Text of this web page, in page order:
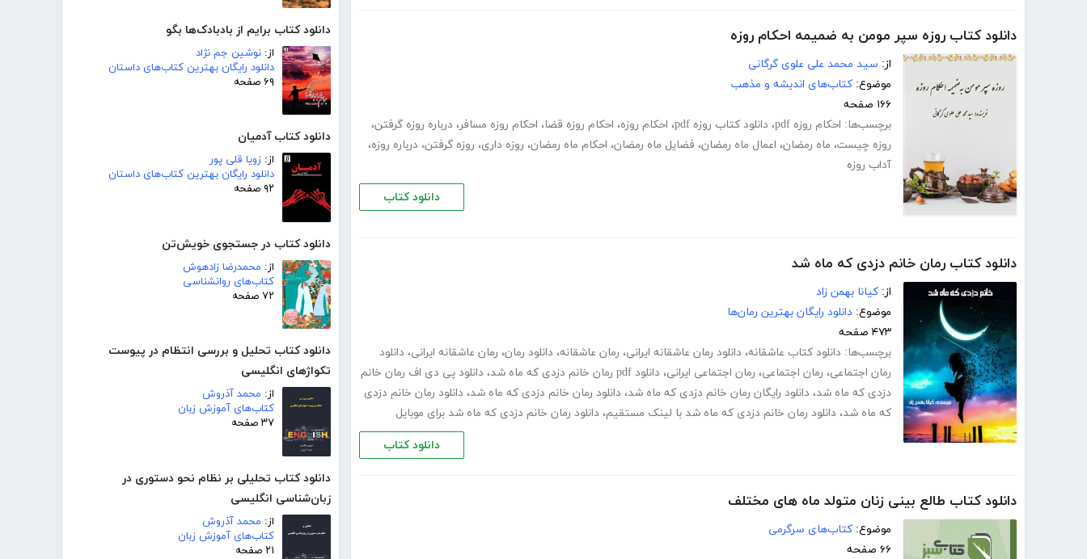
دانلود کتاب برایم از بادبادک‌ها بگو
از: نوشین جم نژاد
دانلود رایگان بهترین کتاب‌های داستان
۶۹ صفحه
دانلود کتاب آدمیان
از: زویا قلی پور
دانلود رایگان بهترین کتاب‌های داستان
۹۲ صفحه
دانلود کتاب در جستجوی خویش‌تن
از: محمدرضا زادهوش
کتاب‌های روانشناسی
۷۲ صفحه
دانلود کتاب تحلیل و بررسی انتظام در پیوست
تکواژهای انگلیسی
از: محمد آذروش
کتاب‌های آموزش زبان
۳۷ صفحه
دانلود کتاب تحلیلی بر نظام نحو دستوری در
زبان‌شناسی انگلیسی
از: محمد آذروش
کتاب‌های آموزش زبان
۲۱ صفحه
دانلود کتاب روزه سپر مومن به ضمیمه احکام روزه
از: سید محمد علی علوی گرگانی
موضوع: کتاب‌های اندیشه و مذهب
۱۶۶ صفحه
برچسب‌ها: احکام روزه pdf ، دانلود کتاب روزه pdf ، احکام روزه، احکام روزه قضا، احکام روزه مسافر، درباره روزه گرفتن،
روزه چیست، ماه رمضان، اعمال ماه رمضان، فضایل ماه رمضان، احکام ماه رمضان، روزه داری، روزه گرفتن، درباره روزه،
آداب روزه
دانلود کتاب
دانلود کتاب رمان خانم دزدی که ماه شد
از: کیانا بهمن زاد
موضوع: دانلود رایگان بهترین رمان‌ها
۴۷۳ صفحه
برچسب‌ها: دانلود کتاب عاشقانه، دانلود رمان عاشقانه ایرانی، رمان عاشقانه، دانلود رمان، رمان عاشقانه ایرانی، دانلود
رمان اجتماعی، رمان اجتماعی، رمان اجتماعی ایرانی، دانلود pdf رمان خانم دزدی که ماه شد ، دانلود پی دی اف رمان خانم
دزدی که ماه شد، دانلود رایگان رمان خانم دزدی که ماه شد، دانلود رمان خانم دزدی که ماه شد، دانلود رمان خانم دزدی
که ماه شد، دانلود رمان خانم دزدی که ماه شد با لینک مستقیم، دانلود رمان خانم دزدی که ماه شد برای موبایل
دانلود کتاب
دانلود کتاب طالع بینی زنان متولد ماه های مختلف
موضوع: کتاب‌های سرگرمی
۶۶ صفحه